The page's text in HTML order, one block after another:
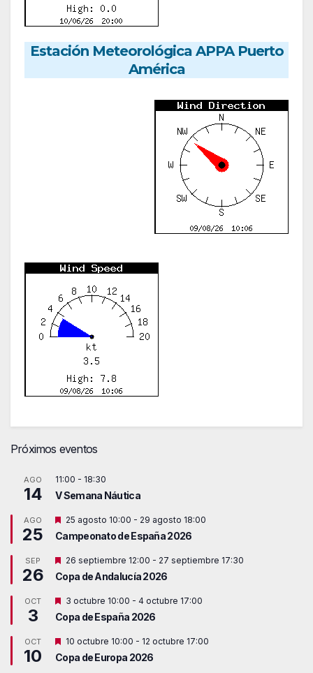
Estación Meteorológica APPA Puerto
América
Próximos eventos
AGO
14
11:00 - 18:30
V Semana Náutica
AGO
25
D
s
a
c
a
d
25 agosto 10:00 - 29 agosto 18:00
Campeonato de España 2026
SEP
26
D
s
a
c
a
d
26 septiembre 12:00 - 27 septiembre 17:30
Copa de Andalucía 2026
OCT
3
D
s
a
c
a
3 octubre 10:00 - 4 octubre 17:00
Copa de España 2026
OCT
10
D
s
10 octubre 10:00 - 12 octubre 17:00
Copa de Europa 2026